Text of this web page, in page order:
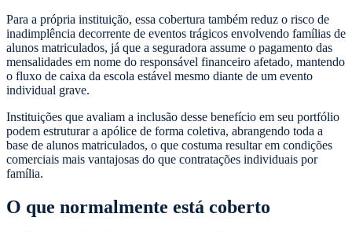
Para a própria instituição, essa cobertura também reduz o risco de
inadimplência decorrente de eventos trágicos envolvendo famílias de
alunos matriculados, já que a seguradora assume o pagamento das
mensalidades em nome do responsável financeiro afetado, mantendo
o fluxo de caixa da escola estável mesmo diante de um evento
individual grave.
Instituições que avaliam a inclusão desse benefício em seu portfólio
podem estruturar a apólice de forma coletiva, abrangendo toda a
base de alunos matriculados, o que costuma resultar em condições
comerciais mais vantajosas do que contratações individuais por
família.
O que normalmente está coberto